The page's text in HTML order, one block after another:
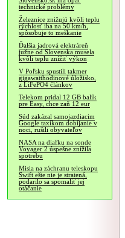
technické problémy
Železnice znižujú kvôli teplu
rýchlosť iba na 50 km/h,
spôsobuje to meškanie
Ďalšia jadrová elektráreň
južne od Slovenska musela
kvôli teplu znížiť výkon
V Poľsku spustili takmer
gigawatthodinové úložisko,
z LiFePO4 článkov
Telekom pridal 12 GB balík
pre Easy, chce zaň 12 eur
Súd zakázal samojazdiacim
Google taxíkom dobíjanie v
noci, rušili obyvateľov
NASA na diaľku na sonde
Voyager 2 úspešne znížila
spotrebu
Misia na záchranu teleskopu
Swift ešte nie je stratená,
podarilo sa spomaliť jej
otáčanie